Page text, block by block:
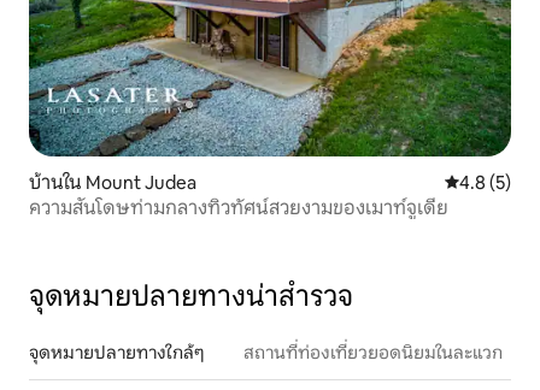
บ้านใน Mount Judea คะแนนเฉลี่
4.8 (5)
ความสันโดษท่ามกลางทิวทัศน์สวยงามของเมาท์จูเดีย
จุดหมายปลายทางน่าสำรวจ
จุดหมายปลายทางใกล้ๆ สถานที่ท่องเที่ยวยอดนิยมในละแวก